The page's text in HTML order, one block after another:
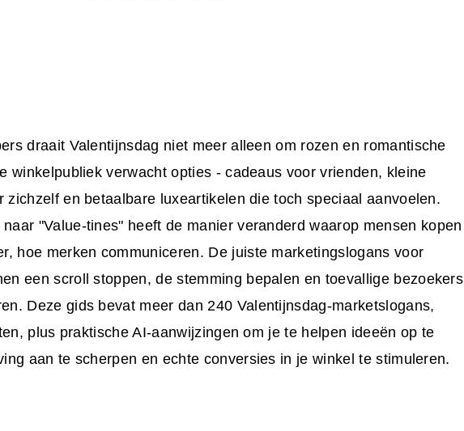
draait Valentijnsdag niet meer alleen om rozen en romantische
winkelpubliek verwacht opties - cadeaus voor vrienden, kleine
zichzelf en betaalbare luxeartikelen die toch speciaal aanvoelen.
"Value-tines" heeft de manier veranderd waarop mensen kopen
hoe merken communiceren. De juiste marketingslogans voor
een scroll stoppen, de stemming bepalen en toevallige bezoekers
Deze gids bevat meer dan 240 Valentijnsdag-marketslogans,
plus praktische AI-aanwijzingen om je te helpen ideeën op te
aan te scherpen en echte conversies in je winkel te stimuleren.